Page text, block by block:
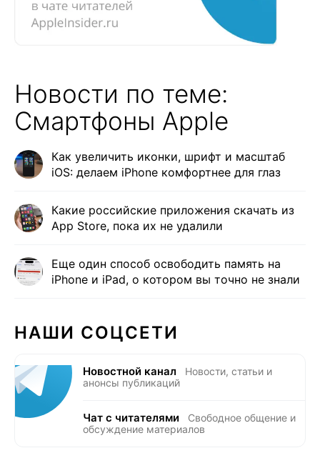
Новости по теме:
Смартфоны Apple
Как увеличить иконки, шрифт и масштаб
iOS: делаем iPhone комфортнее для глаз
Какие российские приложения скачать из
App Store, пока их не удалили
Еще один способ освободить память на
iPhone и iPad, о котором вы точно не знали
НАШИ СОЦСЕТИ
Новостной канал
Новости, статьи и
анонсы публикаций
Чат с читателями
Свободное общение и
обсуждение материалов